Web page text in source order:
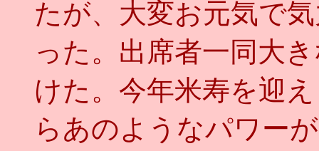
たが、大変お元気で
った。出席者一同大
けた。今年米寿を迎
らあのようなパワー